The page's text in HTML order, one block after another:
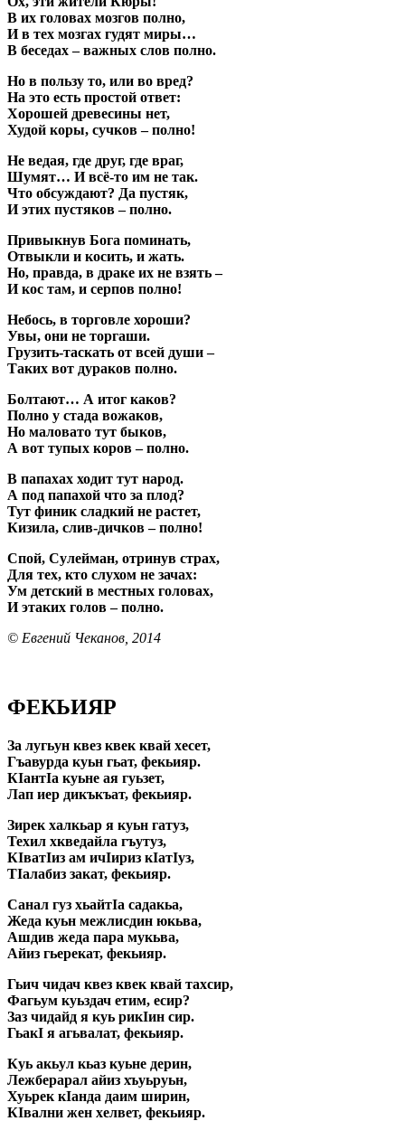
В их головах мозгов полно,
И в тех мозгах гудят миры…
В беседах – важных слов полно.
Но в пользу то, или во вред?
На это есть простой ответ:
Хорошей древесины нет,
Худой коры, сучков – полно!
Не ведая, где друг, где враг,
Шумят… И всё-то им не так.
Что обсуждают? Да пустяк,
И этих пустяков – полно.
Привыкнув Бога поминать,
Отвыкли и косить, и жать.
Но, правда, в драке их не взять –
И кос там, и серпов полно!
Небось, в торговле хороши?
Увы, они не торгаши.
Грузить-таскать от всей души –
Таких вот дураков полно.
Болтают… А итог каков?
Полно у стада вожаков,
Но маловато тут быков,
А вот тупых коров – полно.
В папахах ходит тут народ.
А под папахой что за плод?
Тут финик сладкий не растет,
Кизила, слив-дичков – полно!
Спой, Сулейман, отринув страх,
Для тех, кто слухом не зачах:
Ум детский в местных головах,
И этаких голов – полно.
© Евгений Чеканов, 2014
ФЕКЬИЯР
За лугьун квез квек квай хесет,
Гъавурда куьн гьат, фекьияр.
КIантIа куьне ая гуьзет,
Лап иер дикъкъат, фекьияр.
Зирек халкьар я куьн гатуз,
Техил хкведайла гъутуз,
КIватIиз ам ичIириз кIатIуз,
ТIалабиз закат, фекьияр.
Санал гуз хьайтIа садакьа,
Жеда куьн межлисдин юкьва,
Ашдив жеда пара мукьва,
Айиз гьерекат, фекьияр.
Гьич чидач квез квек квай тахсир,
Фагьум куьздач етим, есир?
Заз чидайд я куь рикIин сир.
ГьакI я агьвалат, фекьияр.
Куь акьул кьаз куьне дерин,
Лежберарал айиз хъуьруьн,
Хуьрек кIанда даим ширин,
КIвални жен хелвет, фекьияр.